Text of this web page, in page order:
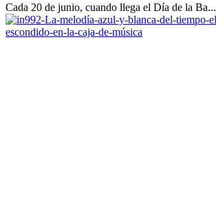
Cada 20 de junio, cuando llega el Día de la Ba...